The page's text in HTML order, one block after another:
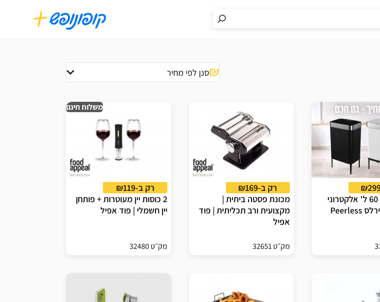
סנן לפי מחיר
פח אשפה 60 ל' אלקטרוני
רק ב-₪169
מכונת פסטה ביתית |
מקצועית ורב תכליתית | פוד
אפיל
מק״ט 32651
משלוח חינם
רק ב-₪119
2 כוסות יין מעוטרות + פותחן
יין חשמלי | פוד אפיל
מק״ט 32480